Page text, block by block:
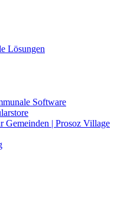
Lösungen
Software
| Prosoz Village